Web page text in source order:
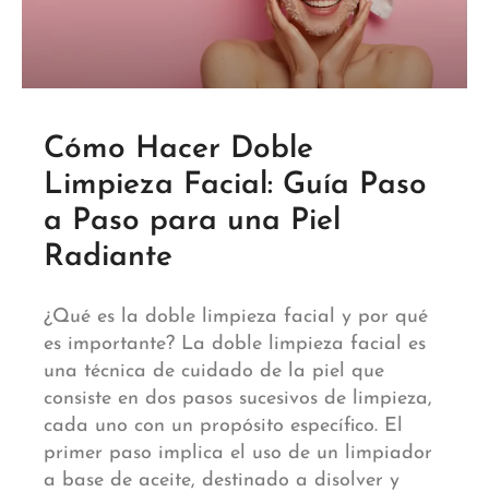
Cómo Hacer Doble
Limpieza Facial: Guía Paso
a Paso para una Piel
Radiante
¿Qué es la doble limpieza facial y por qué
es importante? La doble limpieza facial es
una técnica de cuidado de la piel que
consiste en dos pasos sucesivos de limpieza,
cada uno con un propósito específico. El
primer paso implica el uso de un limpiador
a base de aceite, destinado a disolver y